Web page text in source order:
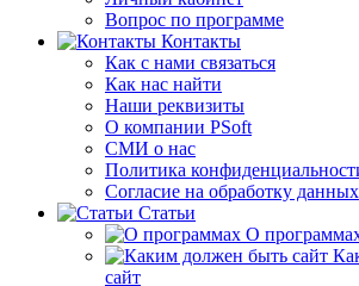
Вопрос по программе
Контакты
Как с нами связаться
Как нас найти
Наши реквизиты
О компании PSoft
СМИ о нас
Политика
Согласие на обработку данных
Статьи
О
сайт